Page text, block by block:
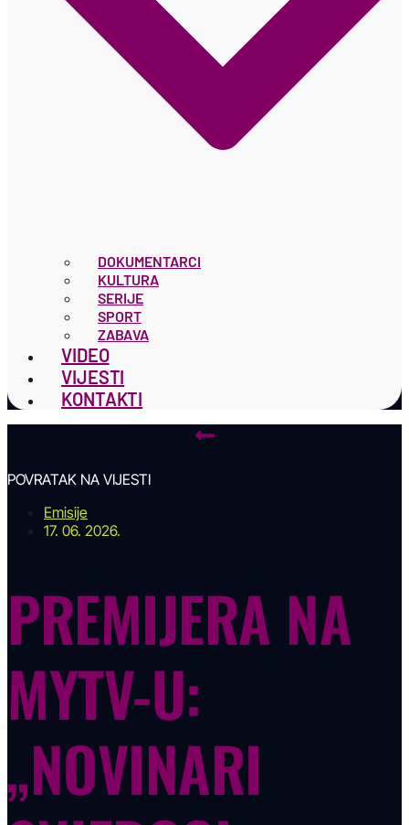
DOKUMENTARCI
KULTURA
SERIJE
SPORT
ZABAVA
VIDEO
VIJESTI
KONTAKTI
POVRATAK NA VIJESTI
Emisije
17. 06. 2026.
PREMIJERA NA
MYTV-U:
„NOVINARI